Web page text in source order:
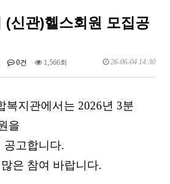
(신관)헬스회원 모집공
0건 1,566회 26-06-04 14:30
복지관에서는 2026년 3분
을
공고합니다.
은 참여 바랍니다.